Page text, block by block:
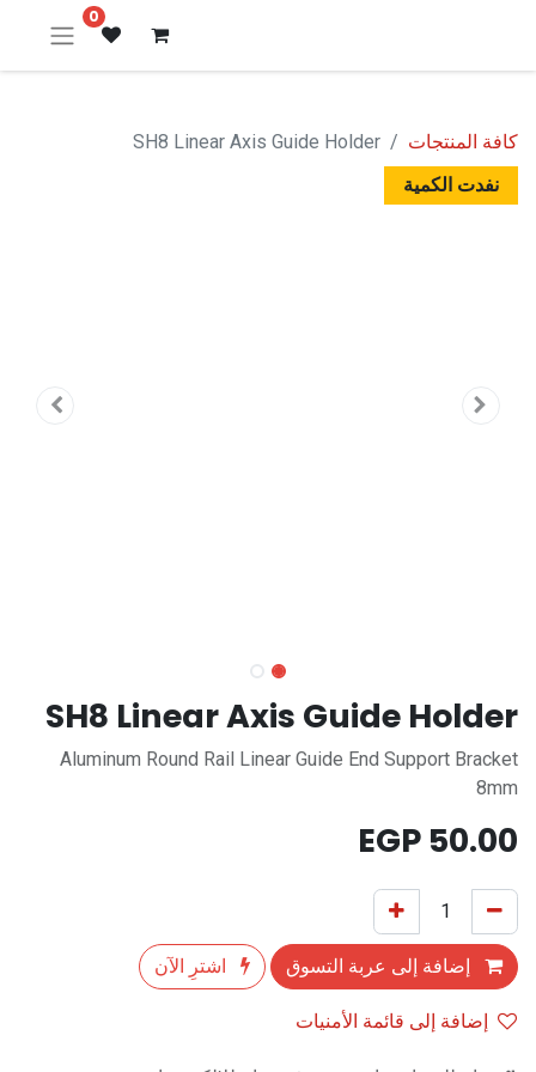
0
كافة المنتجات
SH8 Linear Axis Guide Holder
نفدت الكمية
SH8 Linear Axis Guide Holder
Aluminum Round Rail Linear Guide End Support Bracket
8mm
50.00
إضافة إلى عربة التسوق
اشترِ الآن
إضافة إلى قائمة الأمنيات